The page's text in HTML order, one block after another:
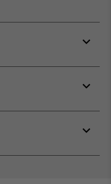
or
or
or